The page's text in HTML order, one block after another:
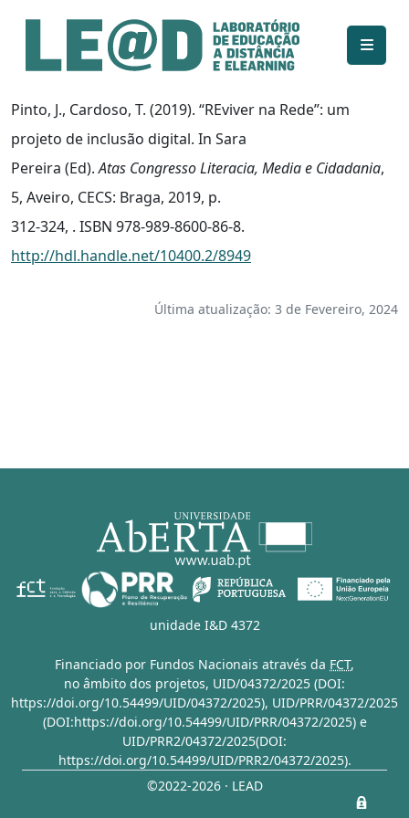
Ir para o conteúdo principal
Informações de acessibilidade
Mapa do site
Pinto, J., Cardoso, T. (2019). “REviver na Rede”: um
projeto de inclusão digital. In Sara
Pereira (Ed).Atas Congresso Literacia, Media e Cidadania,
5, Aveiro, CECS: Braga, 2019, p.
312-324, . ISBN 978-989-8600-86-8.
http://hdl.handle.net/10400.2/8949
Última atualização: 3 de Fevereiro, 2024
unidade I&D 4372
Financiado por Fundos Nacionais através da FCT,
no âmbito dos projetos, UID/04372/2025 (DOI:
https://doi.org/10.54499/UID/04372/2025), UID/PRR/04372/2025
(DOI:https://doi.org/10.54499/UID/PRR/04372/2025)e
UID/PRR2/04372/2025(DOI:
https://doi.org/10.54499/UID/PRR2/04372/2025).
©2022-2026 · LEAD